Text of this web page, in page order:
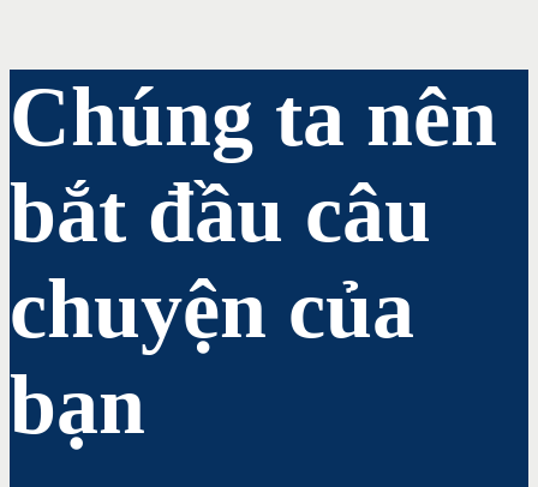
Chúng ta nên
bắt đầu câu
chuyện của
bạn